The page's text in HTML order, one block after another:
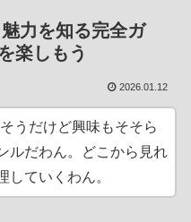
力を知る完全ガ
楽しもう
2026.01.12
うだけど興味もそそら
ルだわん。どこから見れ
していくわん。